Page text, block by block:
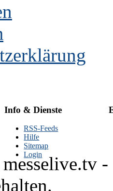
Info & Dienste
RSS-Feeds
Hilfe
Sitemap
Login
-